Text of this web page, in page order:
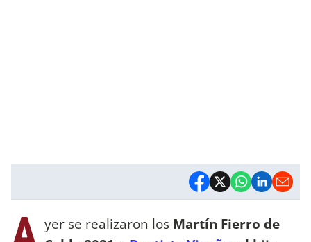
yer se realizaron los Martín Fierro de